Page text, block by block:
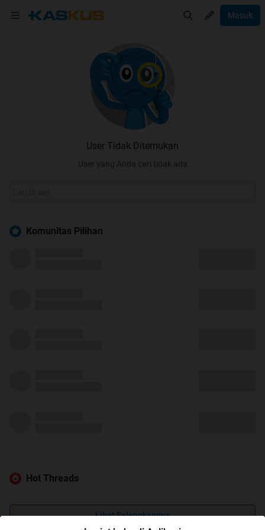
Masuk
User Tidak Ditemukan
User yang Anda cari tidak ada
Komunitas Pilihan
Hot Threads
Lihat Selengkapnya